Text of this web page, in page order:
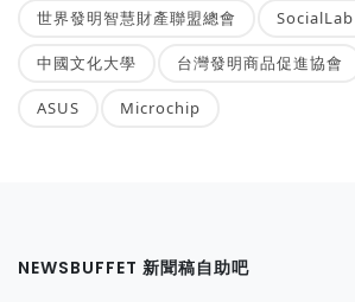
世界發明智慧財產聯盟總會 SocialLab
中國文化大學 台灣發明商品促進協會
ASUS Microchip
NEWSBUFFET 新聞稿自助吧